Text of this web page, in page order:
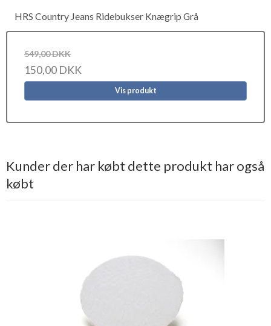
HRS Country Jeans Ridebukser Knægrip Grå
549,00 DKK
150,00 DKK
Vis produkt
Kunder der har købt dette produkt har også
købt